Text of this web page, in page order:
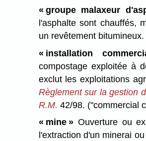
« groupe malaxeur
l'asphalte sont chauffés,
un revêtement bitumineux.
« installation
compostage exploitée à
exclut les exploitations
Règlement sur la gestion
R.M. 42/98. ("commercial
« mine »Ouverture ou
l'extraction d'un minerai